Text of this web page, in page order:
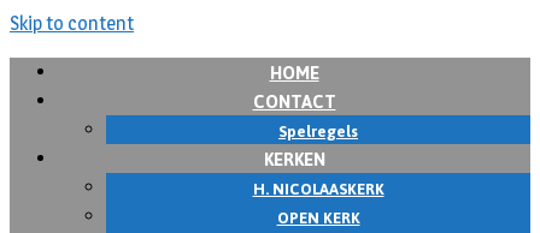
Skip to content
HOME
CONTACT
Spelregels
KERKEN
H. NICOLAASKERK
OPEN KERK